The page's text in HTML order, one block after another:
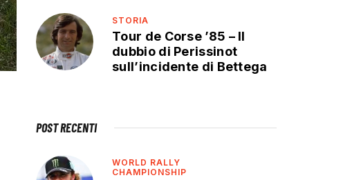
STORIA
Tour de Corse ’85 – Il
dubbio di Perissinot
sull’incidente di Bettega
POST RECENTI
WORLD RALLY
CHAMPIONSHIP